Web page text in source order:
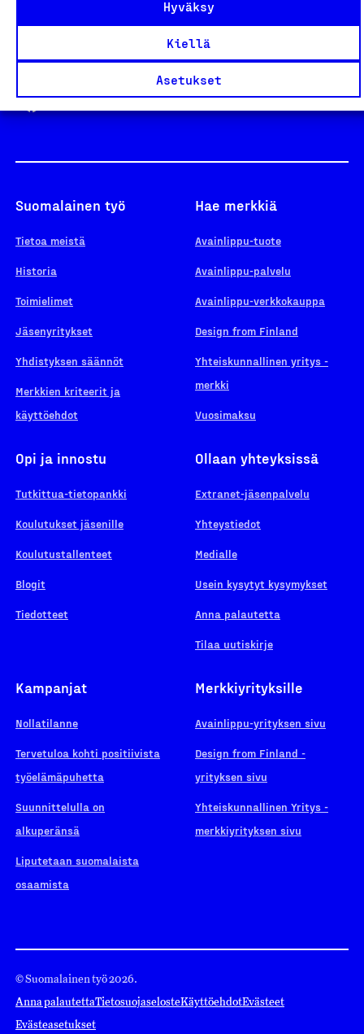
Hyväksy
Kiellä
Asetukset
Yhteiskunnallinen Yritys -merkki
Suomalainen työ
Tietoa meistä
Historia
Toimielimet
Jäsenyritykset
Yhdistyksen säännöt
Merkkien kriteerit ja
käyttöehdot
Hae merkkiä
Avainlippu-tuote
Avainlippu-palvelu
Avainlippu-verkkokauppa
Design from Finland
Yhteiskunnallinen yritys -
merkki
Vuosimaksu
Opi ja innostu
Tutkittua-tietopankki
Koulutukset jäsenille
Koulutustallenteet
Blogit
Tiedotteet
Ollaan yhteyksissä
Extranet-jäsenpalvelu
Yhteystiedot
Medialle
Usein kysytyt kysymykset
Anna palautetta
Tilaa uutiskirje
Kampanjat
Nollatilanne
Tervetuloa kohti positiivista
työelämäpuhetta
Suunnittelulla on
alkuperänsä
Liputetaan suomalaista
osaamista
Merkkiyrityksille
Avainlippu-yrityksen sivu
Design from Finland -
yrityksen sivu
Yhteiskunnallinen Yritys -
merkkiyrityksen sivu
© Suomalainen työ 2026.
Anna palautettaTietosuojaselosteKäyttöehdotEvästeet
Evästeasetukset